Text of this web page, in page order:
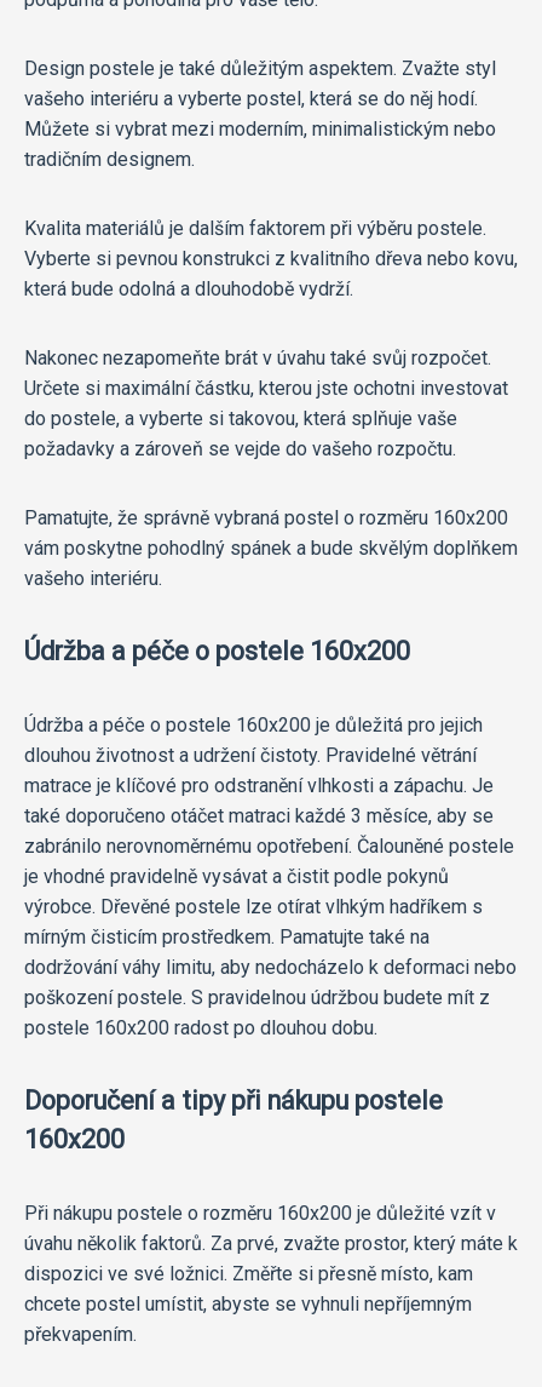
Design postele je také důležitým aspektem. Zvažte styl
vašeho interiéru a vyberte postel, která se do něj hodí.
Můžete si vybrat mezi moderním, minimalistickým nebo
tradičním designem.
Kvalita materiálů je dalším faktorem při výběru postele.
Vyberte si pevnou konstrukci z kvalitního dřeva nebo kovu,
která bude odolná a dlouhodobě vydrží.
Nakonec nezapomeňte brát v úvahu také svůj rozpočet.
Určete si maximální částku, kterou jste ochotni investovat
do postele, a vyberte si takovou, která splňuje vaše
požadavky a zároveň se vejde do vašeho rozpočtu.
Pamatujte, že správně vybraná postel o rozměru 160x200
vám poskytne pohodlný spánek a bude skvělým doplňkem
vašeho interiéru.
Údržba a péče o postele 160x200
Údržba a péče o postele 160x200 je důležitá pro jejich
dlouhou životnost a udržení čistoty. Pravidelné větrání
matrace je klíčové pro odstranění vlhkosti a zápachu. Je
také doporučeno otáčet matraci každé 3 měsíce, aby se
zabránilo nerovnoměrnému opotřebení. Čalouněné postele
je vhodné pravidelně vysávat a čistit podle pokynů
výrobce. Dřevěné postele lze otírat vlhkým hadříkem s
mírným čisticím prostředkem. Pamatujte také na
dodržování váhy limitu, aby nedocházelo k deformaci nebo
poškození postele. S pravidelnou údržbou budete mít z
postele 160x200 radost po dlouhou dobu.
Doporučení a tipy při nákupu postele
160x200
Při nákupu postele o rozměru 160x200 je důležité vzít v
úvahu několik faktorů. Za prvé, zvažte prostor, který máte k
dispozici ve své ložnici. Změřte si přesně místo, kam
chcete postel umístit, abyste se vyhnuli nepříjemným
překvapením.